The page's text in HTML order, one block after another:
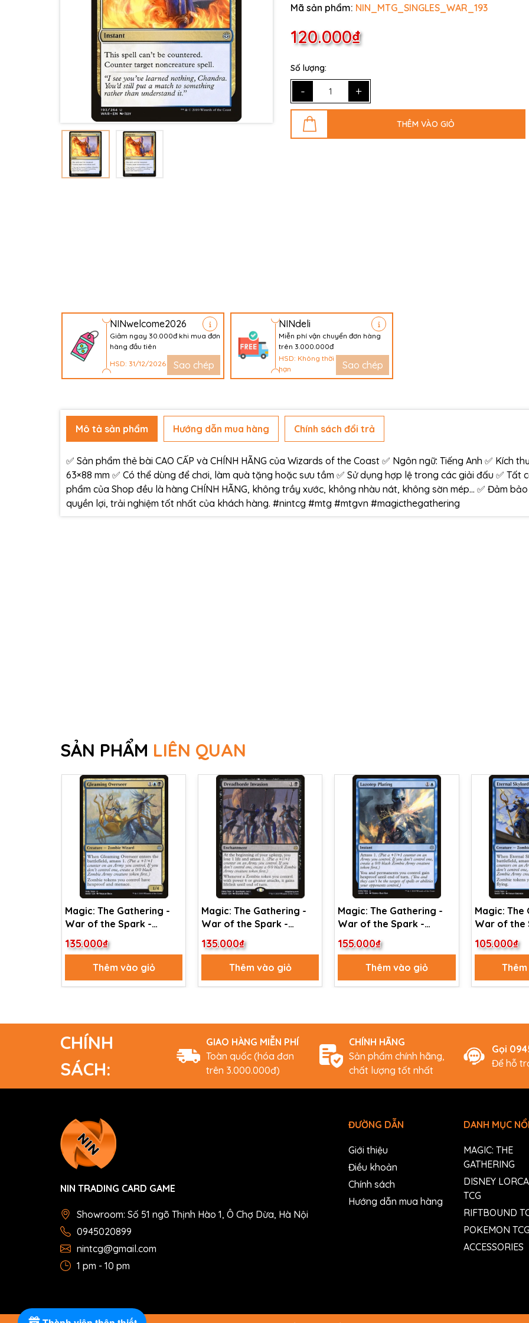
Mã sản phẩm: NIN_MTG_SINGLES_WAR_193
120.000₫
Số lượng:
- +
THÊM VÀO GIỎ
NINwelcome2026
Giảm ngay 30.000đ khi mua đơn
hàng đầu tiên
HSD: 31/12/2026
Sao chép
NINdeli
Miễn phí vận chuyển đơn hàng
trên 3.000.000đ
HSD: Không thời
hạn
Sao chép
Mô tả sản phẩm Hướng dẫn mua hàng Chính sách đổi trả
✅ Sản phẩm thẻ bài CAO CẤP và CHÍNH HÃNG của Wizards of the Coast ✅ Ngôn ngữ: Tiếng Anh ✅ Kích
63×88 mm ✅ Có thể dùng để chơi, làm quà tặng hoặc sưu tầm ✅ Sử dụng hợp lệ trong các giải đấu ✅ Tất
phẩm của Shop đều là hàng CHÍNH HÃNG, không trầy xước, không nhàu nát, không sờn mép… ✅ Đảm bảo
quyền lợi, trải nghiệm tốt nhất của khách hàng. #nintcg #mtg #mtgvn #magicthegathering
SẢN PHẨM LIÊN QUAN
Magic: The Gathering -
War of the Spark -
Gleaming Overseer (198)
135.000₫
Thêm vào giỏ
Magic: The Gathering -
War of the Spark -
Dreadhorde Invasion
(86)
135.000₫
Thêm vào giỏ
Magic: The Gathering -
War of the Spark -
Lazotep Plating (59)
155.000₫
Thêm vào giỏ
Magic: The
War of the
Eternal
105.000₫
CHÍNH
SÁCH:
GIAO HÀNG MIỄN PHÍ
Toàn quốc (hóa đơn
trên 3.000.000đ)
CHÍNH HÃNG
Sản phẩm chính hãng,
chất lượng tốt nhất
Gọi
Để hỗ
NIN TRADING CARD GAME
Showroom: Số 51 ngõ Thịnh Hào 1, Ô Chợ Dừa, Hà Nội
0945020899
nintcg@gmail.com
1 pm - 10 pm
ĐƯỜNG DẪN
Giới thiệu
Điều khoản
Chính sách
Hướng dẫn mua hàng
DANH MỤC
MAGIC: THE
GATHERING
DISNEY
TCG
RIFTBOUND
POKEMON TCG
ACCESSORIES